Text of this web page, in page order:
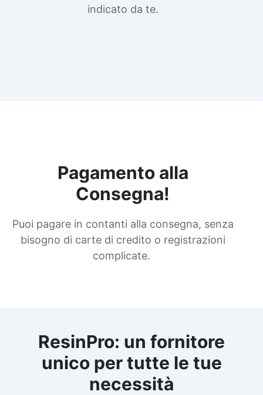
indicato da te.
Pagamento alla
Consegna!
Puoi pagare in contanti alla consegna, senza
bisogno di carte di credito o registrazioni
complicate.
ResinPro: un fornitore
unico per tutte le tue
necessità